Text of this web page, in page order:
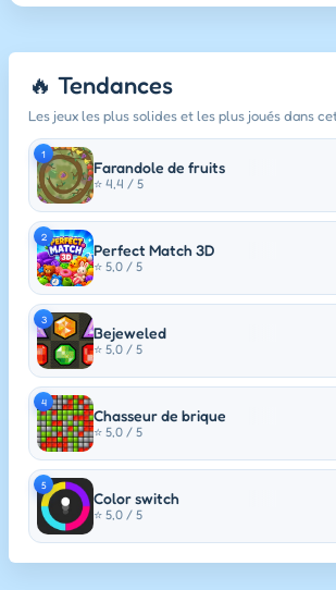
🔥 Tendances
Les jeux les plus solides et les plus joués dans
1
Farandole de fruits
⭐ 4,4 / 5
2
Perfect Match 3D
⭐ 5,0 / 5
3
Bejeweled
⭐ 5,0 / 5
4
Chasseur de brique
⭐ 5,0 / 5
5
Color switch
⭐ 5,0 / 5